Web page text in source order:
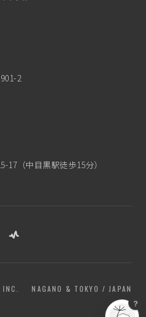
2
17（中目黒駅徒歩15分）
NAGANO & TOKYO / JAPAN
？